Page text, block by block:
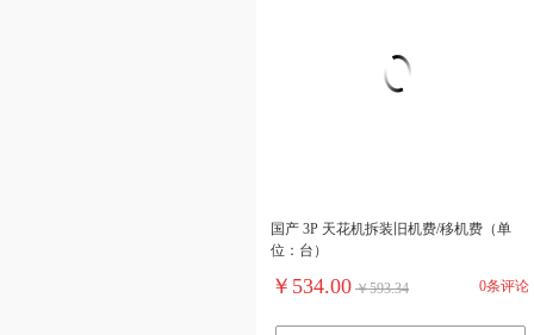
国产 3P 天花机拆装旧机费/移机费（单
位：台）
￥534.00 ￥593.34 0条评论